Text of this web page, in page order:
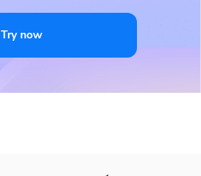
Try now